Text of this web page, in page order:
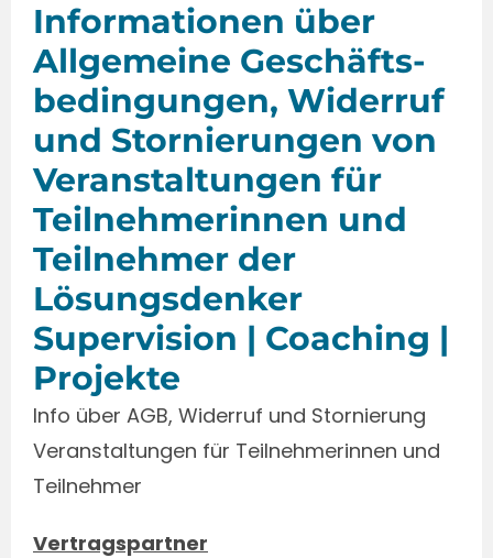
Informationen über
Allgemeine Geschäfts-
bedingungen, Widerruf
und Stornierungen von
Veranstaltungen für
Teilnehmerinnen und
Teilnehmer der
Lösungsdenker
Supervision | Coaching |
Projekte
Info über AGB, Widerruf und Stornierung
Veranstaltungen für Teilnehmerinnen und
Teilnehmer
Vertragspartner